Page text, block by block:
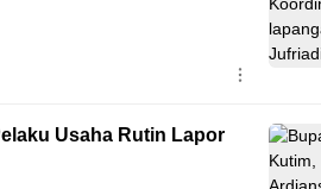
Usaha Rutin Lapor